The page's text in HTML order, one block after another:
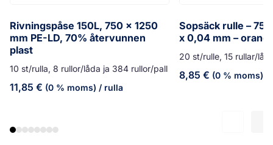
Rivningspåse 150L, 750 x 1250
mm PE-LD, 70% återvunnen
plast
10 st/rulla, 8 rullor/låda ja 384 rullor/pall
11,85 € (0 % moms) / rulla
Sopsäck rulle – 75
x 0,04 mm –
20 st/rulle, 15 rullar/
8,85 € (0 % moms)